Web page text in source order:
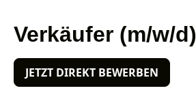
Verkäufer (m/w/d)
JETZT DIREKT BEWERBEN